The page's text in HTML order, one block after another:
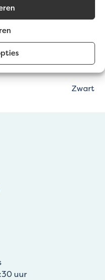
60
Plantenborder,
sierborder, Terrassen,
Wandelpaden
Zwart
uur